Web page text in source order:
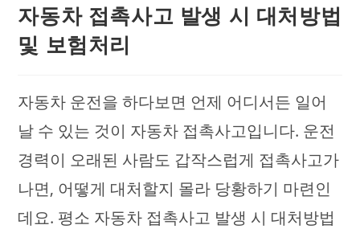
자동차 접촉사고 발생 시 대처방법
및 보험처리
자동차 운전을 하다보면 언제 어디서든 일어
날 수 있는 것이 자동차 접촉사고입니다. 운전
경력이 오래된 사람도 갑작스럽게 접촉사고가
나면, 어떻게 대처할지 몰라 당황하기 마련인
데요. 평소 자동차 접촉사고 발생 시 대처방법